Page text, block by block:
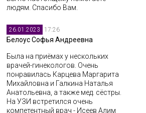
людям. Спасибо Вам.
26.01.2023 17:26
Белоус Софья Андреевна
Была на приёмах у нескольких
врачей-гинекологов. Очень
понравилась Карцева Маргарита
Михайловна и Галкина Наталья
Анатольевна, а также мед. сёстры.
На УЗИ встретился очень
компетентный врач - Исеев Алим